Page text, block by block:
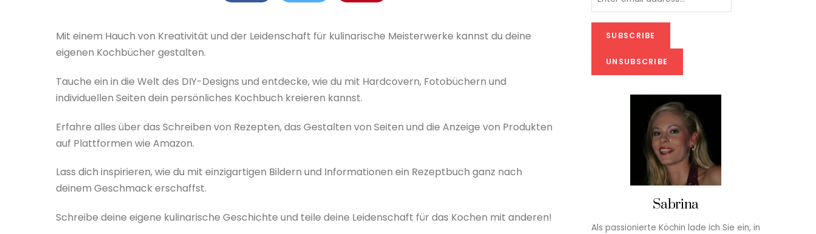
Mit einem Hauch von Kreativität und der Leidenschaft für kulinarische Meisterwerke kannst du deine
eigenen Kochbücher gestalten.
Tauche ein in die Welt des DIY-Designs und entdecke, wie du mit Hardcovern, Fotobüchern und
individuellen Seiten dein persönliches Kochbuch kreieren kannst.
Erfahre alles über das Schreiben von Rezepten, das Gestalten von Seiten und die Anzeige von Produkten
auf Plattformen wie Amazon.
Lass dich inspirieren, wie du mit einzigartigen Bildern und Informationen ein Rezeptbuch ganz nach
deinem Geschmack erschaffst.
Schreibe deine eigene kulinarische Geschichte und teile deine Leidenschaft für das Kochen mit anderen!
Sabrina
Als passionierte Köchin lade ich Sie ein, in